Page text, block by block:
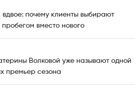
почему клиенты выбирают
вместо нового
Волковой уже называют одной
премьер сезона